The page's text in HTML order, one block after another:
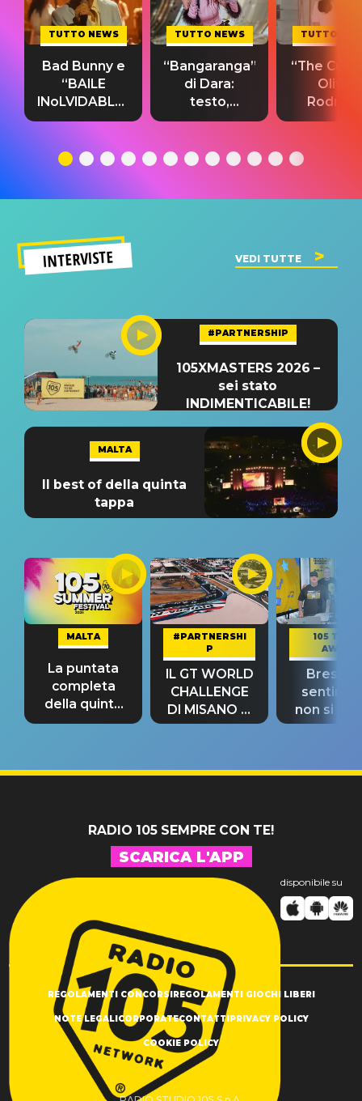
TUTTO NEWS
Bad Bunny e
“BAILE
INoLVIDABLE”:
testo,
significato
TUTTO NEWS
“Bangaranga”
di Dara:
testo,
traduzione e
del singolo
TUTTO
“The
Olivia
testo,
INTERVISTE VEDI TUTTE
#PARTNERSHIP
105XMASTERS 2026 –
sei stato
INDIMENTICABILE!
MALTA
Il best of della quinta
tappa
MALTA
La puntata
completa
della quinta
tappa
#PARTNERSHI
P
IL GT WORLD
CHALLENGE
DI MISANO si
riconferma
105 TAKE
AWAY
Bresh:
non si
fino alla
RADIO 105 SEMPRE CON TE!
SCARICA L'APP
disponibile su
REGOLAMENTI CONCORSIREGOLAMENTI GIOCHI LIBERI
NOTE LEGALICORPORATECONTATTIPRIVACY POLICY
COOKIE POLICY